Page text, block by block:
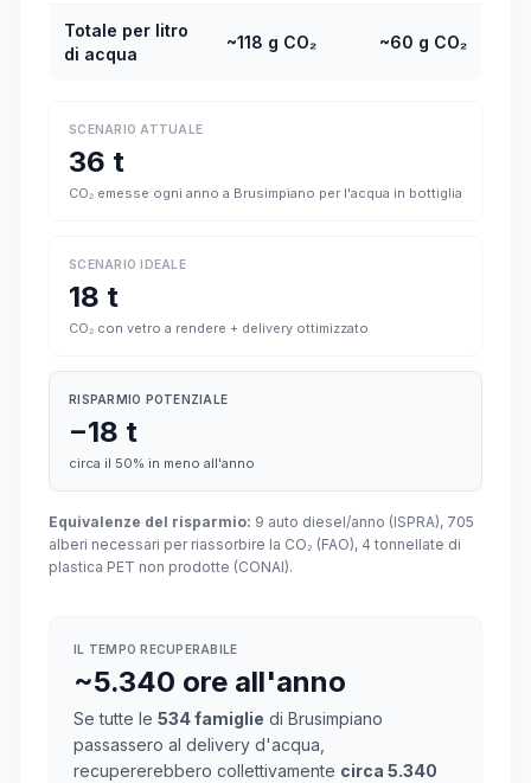
Totale per litro
di acqua
~118 g CO₂ ~60 g CO₂
SCENARIO ATTUALE
36 t
CO₂ emesse ogni anno a Brusimpiano per l'acqua in bottiglia
SCENARIO IDEALE
18 t
CO₂ con vetro a rendere + delivery ottimizzato
RISPARMIO POTENZIALE
−18 t
circa il 50% in meno all'anno
Equivalenze del risparmio: 9 auto diesel/anno (ISPRA), 705
alberi necessari per riassorbire la CO₂ (FAO), 4 tonnellate di
plastica PET non prodotte (CONAI).
IL TEMPO RECUPERABILE
~5.340 ore all'anno
Se tutte le 534 famiglie di Brusimpiano
passassero al delivery d'acqua,
recupererebbero collettivamente circa 5.340